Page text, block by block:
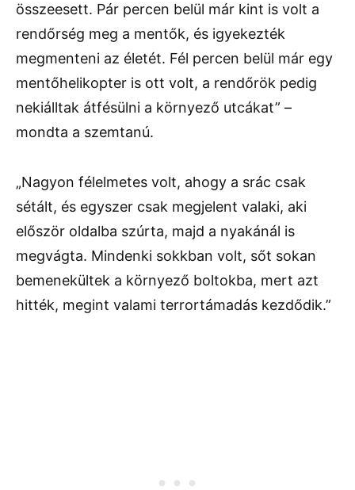
összeesett. Pár percen belül már kint is volt a
rendőrség meg a mentők, és igyekezték
megmenteni az életét. Fél percen belül már egy
mentőhelikopter is ott volt, a rendőrök pedig
nekiálltak átfésülni a környező utcákat” –
mondta a szemtanú.
„Nagyon félelmetes volt, ahogy a srác csak
sétált, és egyszer csak megjelent valaki, aki
először oldalba szúrta, majd a nyakánál is
megvágta. Mindenki sokkban volt, sőt sokan
bemenekültek a környező boltokba, mert azt
hitték, megint valami terrortámadás kezdődik.”